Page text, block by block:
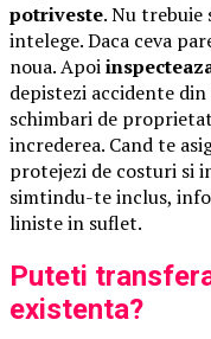
potriveste. Nu trebuie
intelege. Daca ceva
noua. Apoi
depistezi accidente
schimbari de
increderea. Cand te
protejezi de costuri si
simtindu-te inclus,
liniste in suflet.
Puteti
existenta?